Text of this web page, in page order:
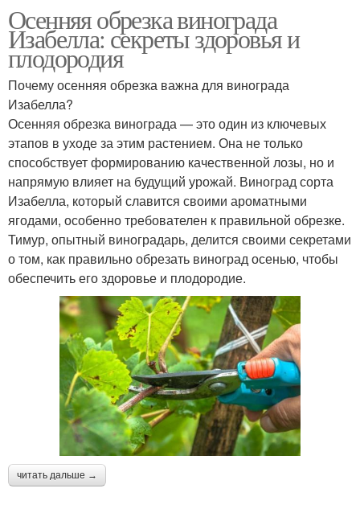
Осенняя обрезка винограда
Изабелла: секреты здоровья и
плодородия
Почему осенняя обрезка важна для винограда
Изабелла?
Осенняя обрезка винограда — это один из ключевых
этапов в уходе за этим растением. Она не только
способствует формированию качественной лозы, но и
напрямую влияет на будущий урожай. Виноград сорта
Изабелла, который славится своими ароматными
ягодами, особенно требователен к правильной обрезке.
Тимур, опытный виноградарь, делится своими секретами
о том, как правильно обрезать виноград осенью, чтобы
обеспечить его здоровье и плодородие.
читать дальше →